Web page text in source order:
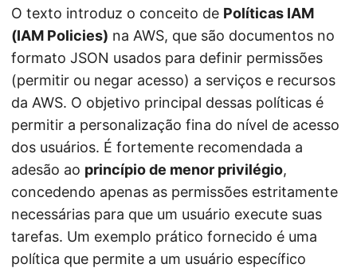
O texto introduz o conceito de Políticas IAM
(IAM Policies) na AWS, que são documentos no
formato JSON usados para definir permissões
(permitir ou negar acesso) a serviços e recursos
da AWS. O objetivo principal dessas políticas é
permitir a personalização fina do nível de acesso
dos usuários. É fortemente recomendada a
adesão ao princípio de menor privilégio,
concedendo apenas as permissões estritamente
necessárias para que um usuário execute suas
tarefas. Um exemplo prático fornecido é uma
política que permite a um usuário específico